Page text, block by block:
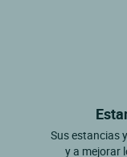
Sus estancias
y a mejorar